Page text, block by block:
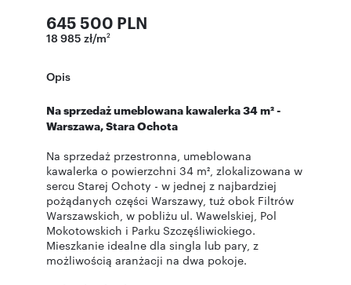
645 500 PLN
18 985 zł/m2
Opis
Na sprzedaż umeblowana kawalerka 34 m² -
Warszawa, Stara Ochota
Na sprzedaż przestronna, umeblowana
kawalerka o powierzchni 34 m², zlokalizowana w
sercu Starej Ochoty - w jednej z najbardziej
pożądanych części Warszawy, tuż obok Filtrów
Warszawskich, w pobliżu ul. Wawelskiej, Pol
Mokotowskich i Parku Szczęśliwickiego.
Mieszkanie idealne dla singla lub pary, z
możliwością aranżacji na dwa pokoje.